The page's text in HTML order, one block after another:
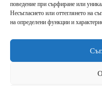
поведение при сърфиране или
Несъгласието или оттеглянето на
на определени функции и